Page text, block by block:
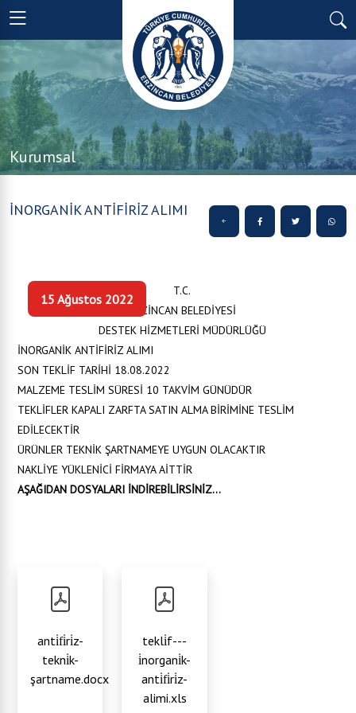
Kurumsal
İNORGANİK ANTİFİRİZ ALIMI
15 Ağustos 2022
T.C.
ERZİNCAN BELEDİYESİ
DESTEK HİZMETLERİ MÜDÜRLÜĞÜ
İNORGANİK ANTİFİRİZ ALIMI
SON TEKLİF TARİHİ 18.08.2022
MALZEME TESLİM SÜRESİ 10 TAKVİM GÜNÜDÜR
TEKLİFLER KAPALI ZARFTA SATIN ALMA BİRİMİNE TESLİM
EDİLECEKTİR
ÜRÜNLER TEKNİK ŞARTNAMEYE UYGUN OLACAKTIR
NAKLİYE YÜKLENİCİ FİRMAYA AİTTİR
AŞAĞIDAN DOSYALARI İNDİREBİLİRSİNİZ...
anti̇fi̇ri̇z-
tekni̇k-
şartname.docx
tekli̇f---
i̇norgani̇k-
anti̇fi̇ri̇z-
alimi.xls